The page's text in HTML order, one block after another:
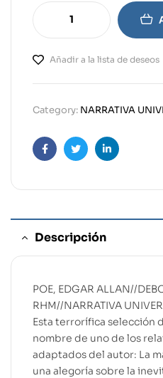
Añadir a la lista de deseos
Category: NARRATIVA
FacebookTwitterLinkedin
Descripción
POE, EDGAR ALLAN//
RHM//NARRATIVA
Esta terrorífica selección
nombre de uno de los
adaptados del autor: La
una alegoría sobre la